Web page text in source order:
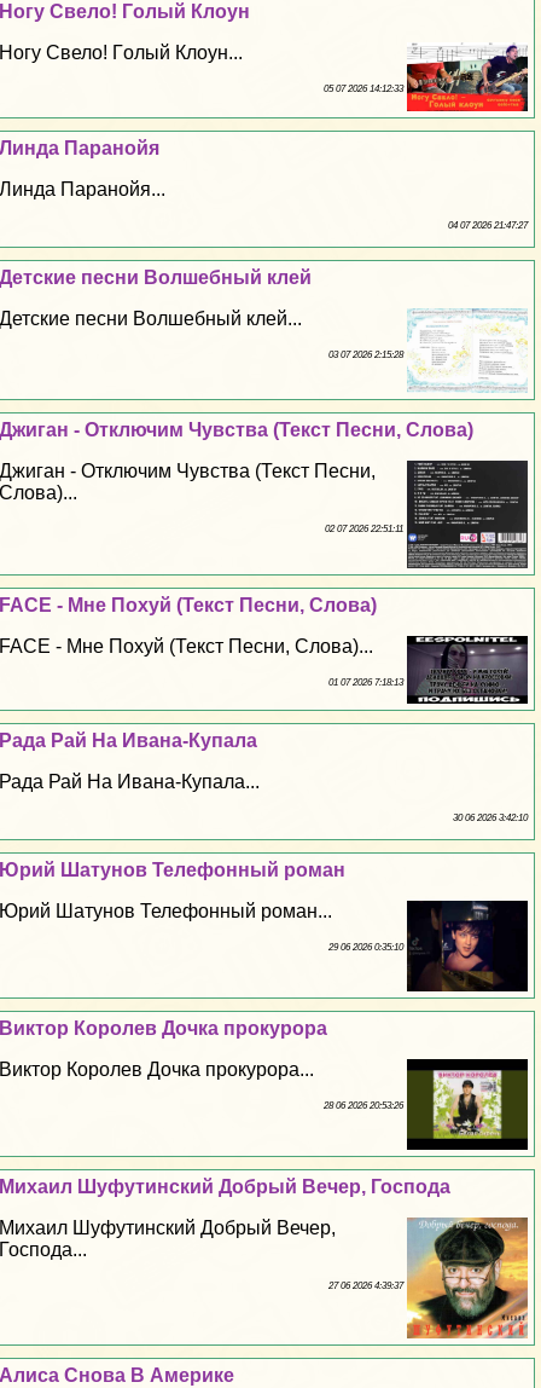
Ногу Свело! Гoлый Клоун
Ногу Свело! Гoлый Клоун...
05 07 2026 14:12:33
Линда Паранойя
Линда Паранойя...
04 07 2026 21:47:27
Детские песни Волшебный клей
Детские песни Волшебный клей...
03 07 2026 2:15:28
Джиган - Отключим Чувства (Текст Песни, Слова)
Джиган - Отключим Чувства (Текст Песни,
Слова)...
02 07 2026 22:51:11
FACE - Мне Поxyй (Текст Песни, Слова)
FACE - Мне Поxyй (Текст Песни, Слова)...
01 07 2026 7:18:13
Рада Рай На Ивана-Купала
Рада Рай На Ивана-Купала...
30 06 2026 3:42:10
Юрий Шатунов Телефонный роман
Юрий Шатунов Телефонный роман...
29 06 2026 0:35:10
Виктор Королев Дочка прокурора
Виктор Королев Дочка прокурора...
28 06 2026 20:53:26
Михаил Шуфутинский Добрый Вечер, Господа
Михаил Шуфутинский Добрый Вечер,
Господа...
27 06 2026 4:39:37
Алиса Снова В Америке